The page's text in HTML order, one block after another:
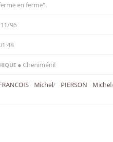
en ferme".
96
● Cheniménil
Michel/PIERSON Michel